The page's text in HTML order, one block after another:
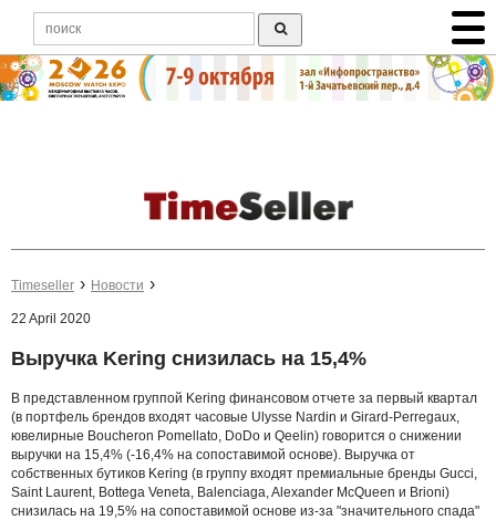
Timeseller Новости
22 April 2020
Выручка Kering снизилась на 15,4%
В представленном группой Kering финансовом отчете за первый квартал
(в портфель брендов входят часовые Ulysse Nardin и Girard-Perregaux,
ювелирные Boucheron Pomellato, DoDo и Qeelin) говорится о снижении
выручки на 15,4% (-16,4% на сопоставимой основе). Выручка от
собственных бутиков Kering (в группу входят премиальные бренды Gucci,
Saint Laurent, Bottega Veneta, Balenciaga, Alexander McQueen и Brioni)
снизилась на 19,5% на сопоставимой основе из-за "значительного спада"